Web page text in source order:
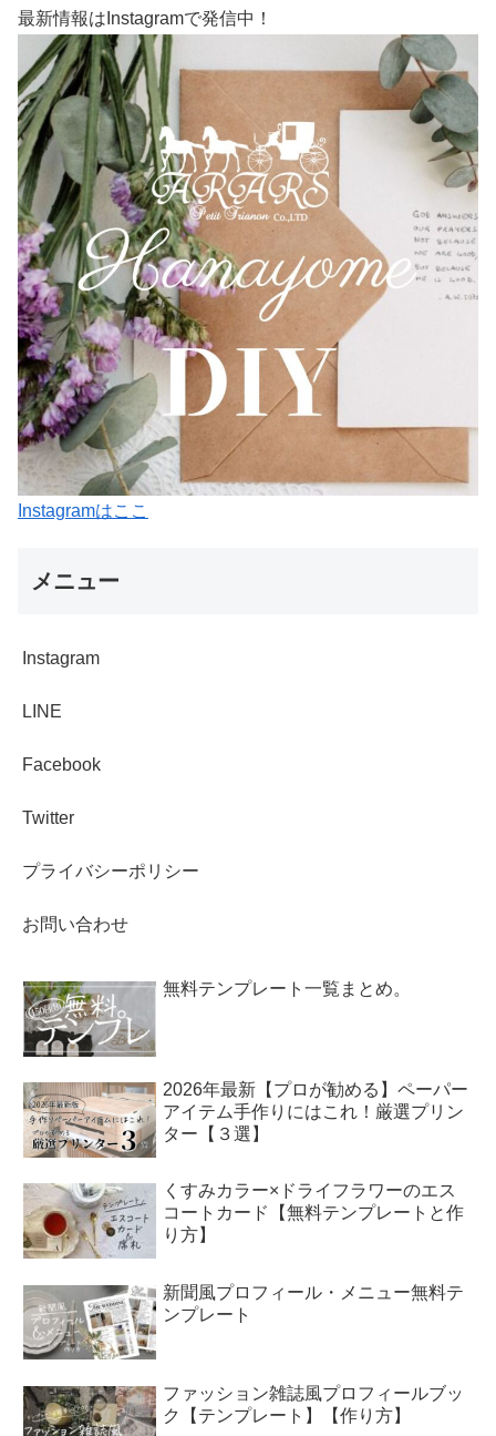
最新情報はInstagramで発信中！
Instagramはここ
メニュー
Instagram
LINE
Facebook
Twitter
プライバシーポリシー
お問い合わせ
無料テンプレート一覧まとめ。
2026年最新【プロが勧める】ペーパー
アイテム手作りにはこれ！厳選プリン
ター【３選】
くすみカラー×ドライフラワーのエス
コートカード【無料テンプレートと作
り方】
新聞風プロフィール・メニュー無料テ
ンプレート
ファッション雑誌風プロフィールブッ
ク【テンプレート】【作り方】